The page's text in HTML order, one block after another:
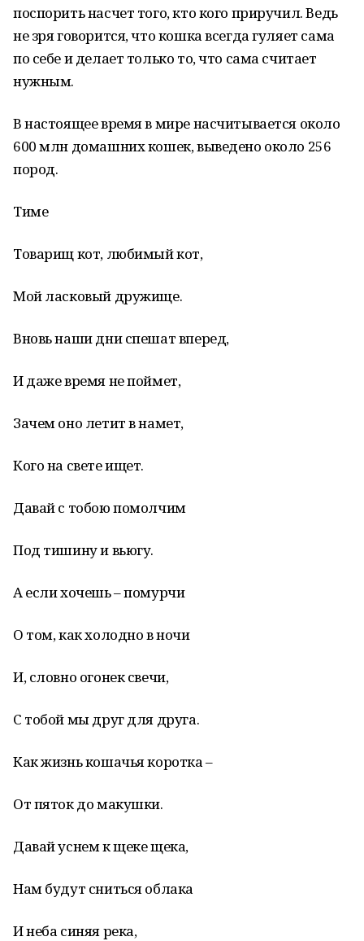
поспорить насчет того, кто кого приручил. Ведь
не зря говорится, что кошка всегда гуляет сама
по себе и делает только то, что сама считает
нужным.
В настоящее время в мире насчитывается около
600 млн домашних кошек, выведено около 256
пород.
Тиме
Товарищ кот, любимый кот,
Мой ласковый дружище.
Вновь наши дни спешат вперед,
И даже время не поймет,
Зачем оно летит в намет,
Кого на свете ищет.
Давай с тобою помолчим
Под тишину и вьюгу.
А если хочешь – помурчи
О том, как холодно в ночи
И, словно огонек свечи,
С тобой мы друг для друга.
Как жизнь кошачья коротка –
От пяток до макушки.
Давай уснем к щеке щека,
Нам будут сниться облака
И неба синяя река,